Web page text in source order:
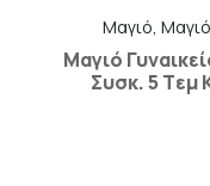
Μαγιό, Μαγιό
Μαγιό
Συσκ. 5 Tεμ